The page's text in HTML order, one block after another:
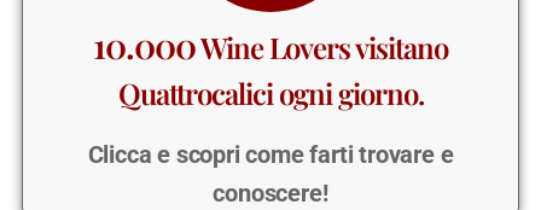
10.000Wine Lovers visitano
Quattrocalici ogni giorno.
Clicca e scopri come farti trovare e
conoscere!